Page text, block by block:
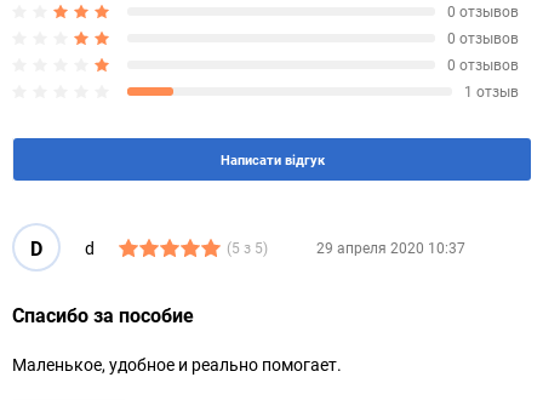
0 отзывов
0 отзывов
0 отзывов
1 отзыв
Написати відгук
D d (5 з 5) 29 апреля 2020 10:37
Спасибо за пособие
Маленькое, удобное и реально помогает.